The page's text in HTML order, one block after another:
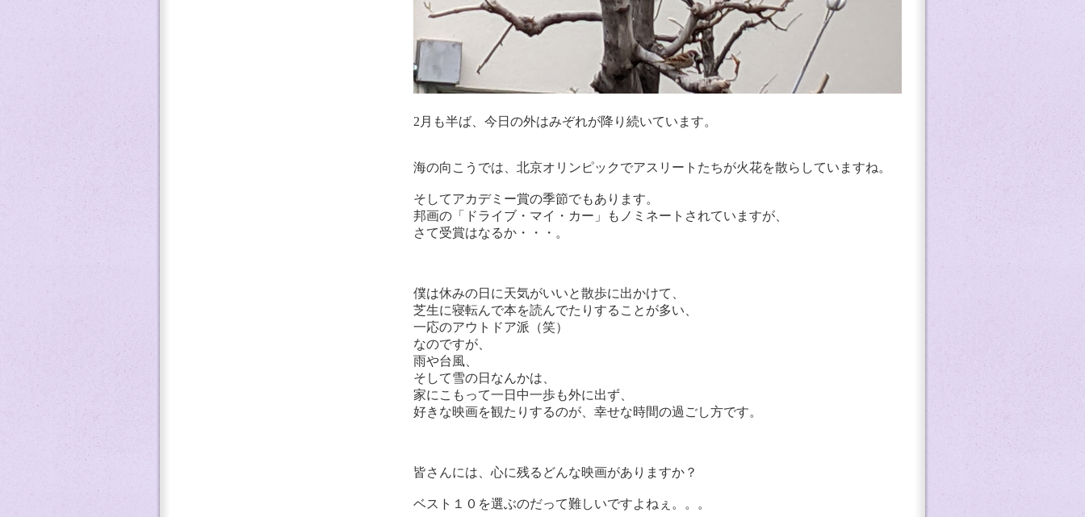
2月も半ば、今日の外はみぞれが降り続いています。
海の向こうでは、北京オリンピックでアスリートたちが火花を散らしていますね。
そしてアカデミー賞の季節でもあります。
邦画の「ドライブ・マイ・カー」もノミネートされていますが、
さて受賞はなるか・・・。
僕は休みの日に天気がいいと散歩に出かけて、
芝生に寝転んで本を読んでたりすることが多い、
一応のアウトドア派（笑）
なのですが、
雨や台風、
そして雪の日なんかは、
家にこもって一日中一歩も外に出ず、
好きな映画を観たりするのが、幸せな時間の過ごし方です。
皆さんには、心に残るどんな映画がありますか？
ベスト１０を選ぶのだって難しいですよねぇ。。。